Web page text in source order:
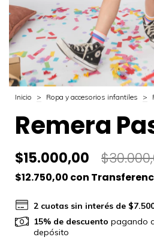
Inicio > Ropa y accesorios infantiles >
Remera
$15.000,00
$12.750,00 con
2 cuotas sin interés de
15% de descuento pagando
depósito